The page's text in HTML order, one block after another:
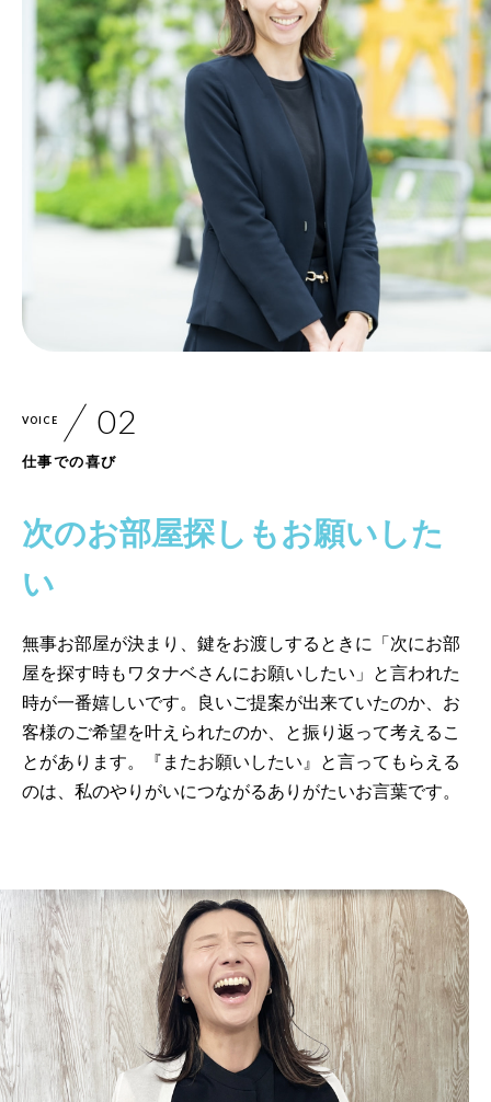
VOICE
仕事での喜び
次のお部屋探しもお願いした
い
無事お部屋が決まり、鍵をお渡しするときに「次にお部
屋を探す時もワタナベさんにお願いしたい」と言われた
時が一番嬉しいです。良いご提案が出来ていたのか、お
客様のご希望を叶えられたのか、と振り返って考えるこ
とがあります。『またお願いしたい』と言ってもらえる
のは、私のやりがいにつながるありがたいお言葉です。